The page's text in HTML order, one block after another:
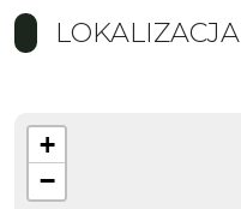
LOKALIZACJA
+
−